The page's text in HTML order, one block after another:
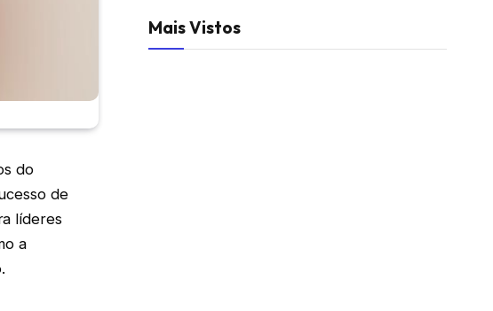
do
de
líderes
a
Mais Vistos